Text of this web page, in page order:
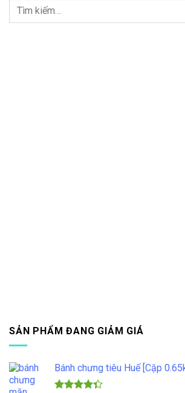
SẢN PHẨM ĐANG GIẢM GIÁ
Bánh chưng tiêu Huế [Cặp